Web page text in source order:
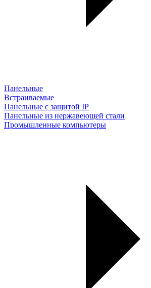
Панельные
Встраиваемые
Панельные с защитой IP
Панельные из нержавеющей стали
Промышленные компьютеры